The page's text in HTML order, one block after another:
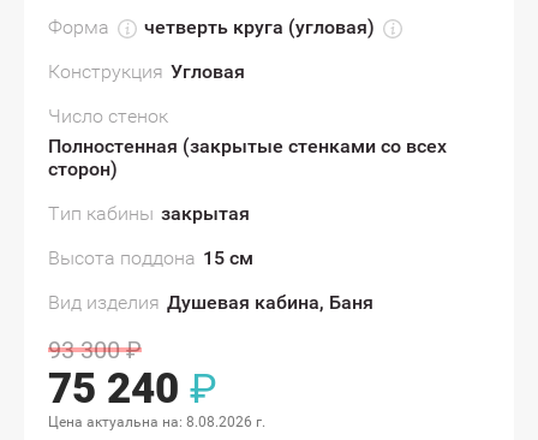
Форма
четверть круга (угловая)
Конструкция Угловая
Число стенок
Полностенная (закрытые стенками со всех
сторон)
Тип кабины закрытая
Высота поддона 15 см
Вид изделия Душевая кабина, Баня
93 300 ₽
75 240 ₽
Цена актуальна на: 8.08.2026 г.